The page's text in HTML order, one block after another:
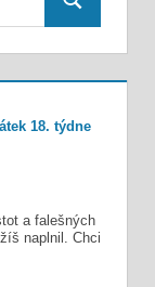
Search
18. týdne
a falešných
naplnil. Chci